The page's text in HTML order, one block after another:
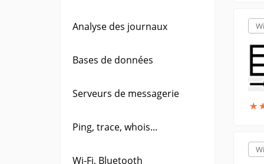
Analyse des journaux
Bases de données
Serveurs de messagerie
Ping, trace, whois...
Wi-Fi, Bluetooth
★
★